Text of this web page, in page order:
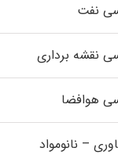
نفت
نقشه برداری
هوافضا
– نانومواد